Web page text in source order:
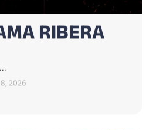
RIBERA
2026